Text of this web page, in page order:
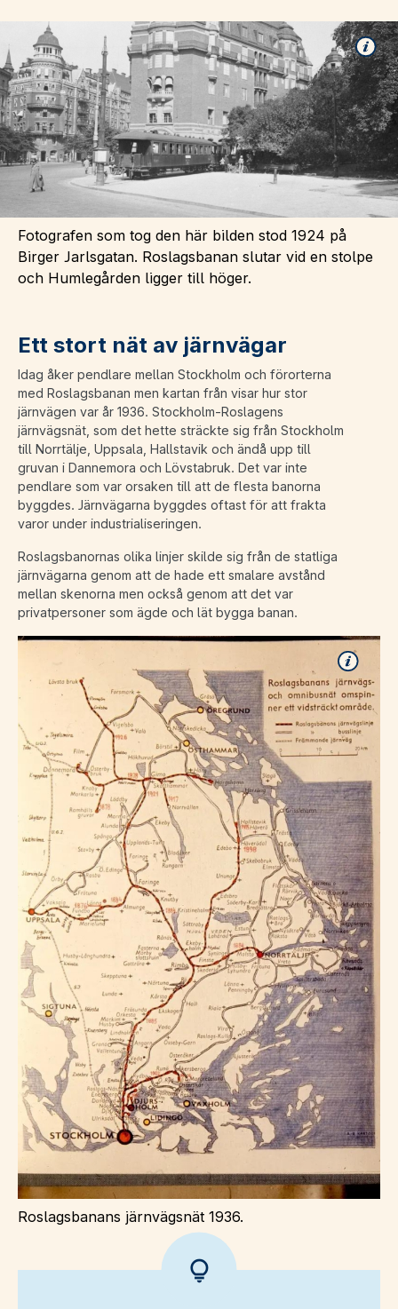
Fotografen som tog den här bilden stod 1924 på
Birger Jarlsgatan. Roslagsbanan slutar vid en stolpe
och Humlegården ligger till höger.
Ett stort nät av järnvägar
Idag åker pendlare mellan Stockholm och förorterna
med Roslagsbanan men kartan från visar hur stor
järnvägen var år 1936. Stockholm-Roslagens
järnvägsnät, som det hette sträckte sig från Stockholm
till Norrtälje, Uppsala, Hallstavik och ändå upp till
gruvan i Dannemora och Lövstabruk. Det var inte
pendlare som var orsaken till att de flesta banorna
byggdes. Järnvägarna byggdes oftast för att frakta
varor under industrialiseringen.
Roslagsbanornas olika linjer skilde sig från de statliga
järnvägarna genom att de hade ett smalare avstånd
mellan skenorna men också genom att det var
privatpersoner som ägde och lät bygga banan.
Roslagsbanans järnvägsnät 1936.